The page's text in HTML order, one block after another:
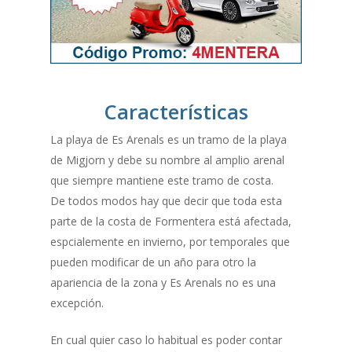
Características
La playa de Es Arenals es un tramo de la playa
de Migjorn y debe su nombre al amplio arenal
que siempre mantiene este tramo de costa.
De todos modos hay que decir que toda esta
parte de la costa de Formentera está afectada,
espcialemente en invierno, por temporales que
pueden modificar de un año para otro la
apariencia de la zona y Es Arenals no es una
excepción.
En cual quier caso lo habitual es poder contar